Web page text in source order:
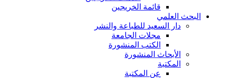
قائمة الخريجين
البحث العلمي
دار السعيد للطباعة والنشر
مجلات الجامعة
الكتب المنشورة
الأبحاث المنشورة
المكتبة
عن المكتبة